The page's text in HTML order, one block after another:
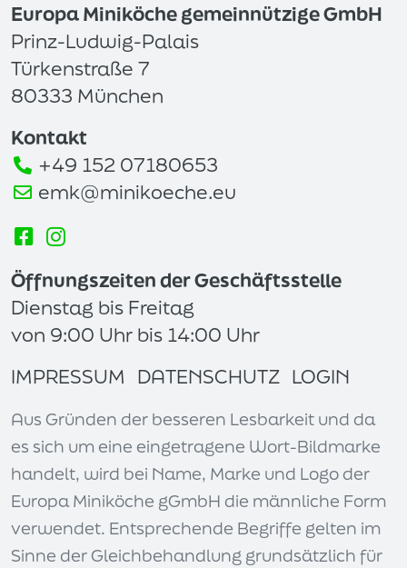
Europa Miniköche gemeinnützige GmbH
Prinz-Ludwig-Palais
Türkenstraße 7
80333 München
Kontakt
+49 152 07180653
emk@minikoeche.eu
Öffnungszeiten der Geschäftsstelle
Dienstag bis Freitag
von 9:00 Uhr bis 14:00 Uhr
IMPRESSUM DATENSCHUTZ LOGIN
Aus Gründen der besseren Lesbarkeit und da
es sich um eine eingetragene Wort-Bildmarke
handelt, wird bei Name, Marke und Logo der
Europa Miniköche gGmbH die männliche Form
verwendet. Entsprechende Begriffe gelten im
Sinne der Gleichbehandlung grundsätzlich für